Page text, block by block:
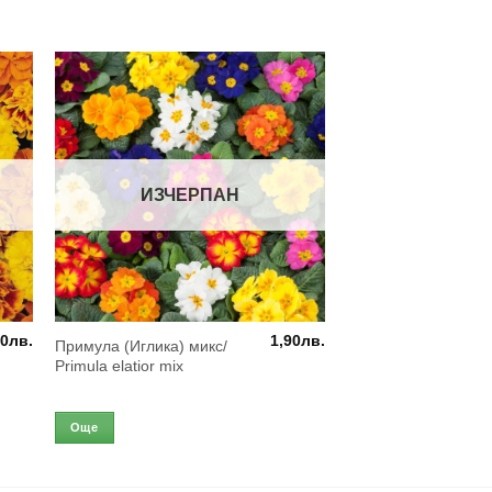
лв.
ИЗЧЕРПАН
Примула (Иглика) микс/
Primula elatior mix
1,90лв.
Още